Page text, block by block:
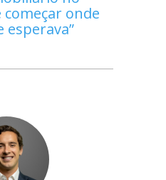
onde
esperava